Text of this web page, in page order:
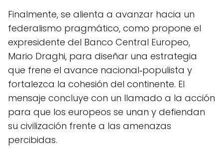
Finalmente, se alienta a avanzar hacia un
federalismo pragmático, como propone el
expresidente del Banco Central Europeo,
Mario Draghi, para diseñar una estrategia
que frene el avance nacional‑populista y
fortalezca la cohesión del continente. El
mensaje concluye con un llamado a la acción
para que los europeos se unan y defiendan
su civilización frente a las amenazas
percibidas.